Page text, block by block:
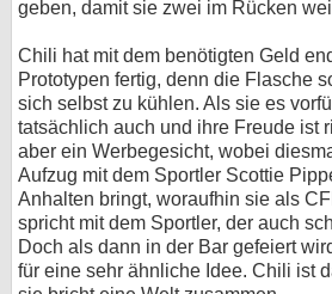
geben, damit sie zwei im Rücken
Chili hat mit dem benötigten Geld
Prototypen fertig, denn die Flasche
sich selbst zu kühlen. Als sie es
tatsächlich auch und ihre Freude ist
aber ein Werbegesicht, wobei
Aufzug mit dem Sportler Scottie
Anhalten bringt, woraufhin sie als
spricht mit dem Sportler, der auch
Doch als dann in der Bar gefeiert
für eine sehr ähnliche Idee. Chili ist